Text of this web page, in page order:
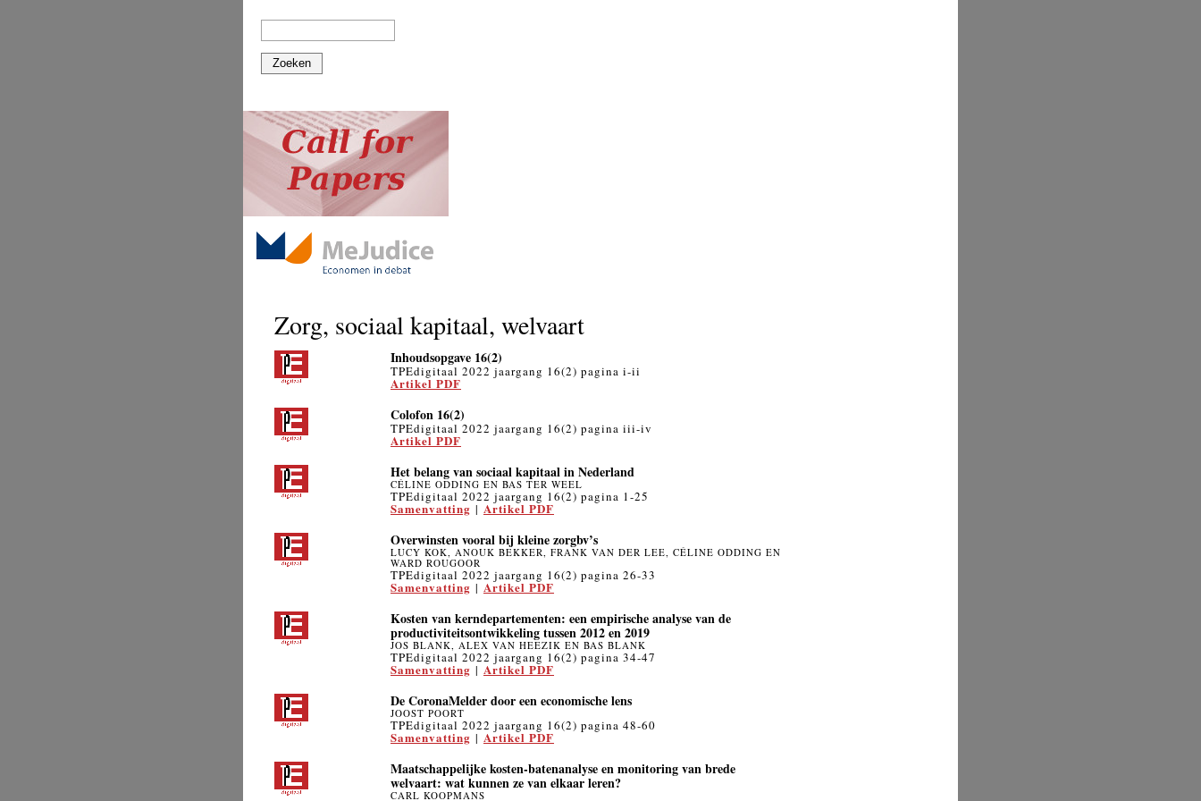
Zoeken
Zorg, sociaal kapitaal, welvaart
Inhoudsopgave 16(2)
TPEdigitaal 2022 jaargang 16(2) pagina i-ii
Artikel PDF
Colofon 16(2)
TPEdigitaal 2022 jaargang 16(2) pagina iii-iv
Artikel PDF
Het belang van sociaal kapitaal in Nederland
CÉLINE ODDING EN BAS TER WEEL
TPEdigitaal 2022 jaargang 16(2) pagina 1-25
Samenvatting | Artikel PDF
Overwinsten vooral bij kleine zorgbv’s
LUCY KOK, ANOUK BEKKER, FRANK VAN DER LEE, CÉLINE ODDING EN
WARD ROUGOOR
TPEdigitaal 2022 jaargang 16(2) pagina 26-33
Samenvatting | Artikel PDF
Kosten van kerndepartementen: een empirische analyse van de
productiviteitsontwikkeling tussen 2012 en 2019
JOS BLANK, ALEX VAN HEEZIK EN BAS BLANK
TPEdigitaal 2022 jaargang 16(2) pagina 34-47
Samenvatting | Artikel PDF
De CoronaMelder door een economische lens
JOOST POORT
TPEdigitaal 2022 jaargang 16(2) pagina 48-60
Samenvatting | Artikel PDF
Maatschappelijke kosten-batenanalyse en monitoring van brede
welvaart: wat kunnen ze van elkaar leren?
CARL KOOPMANS